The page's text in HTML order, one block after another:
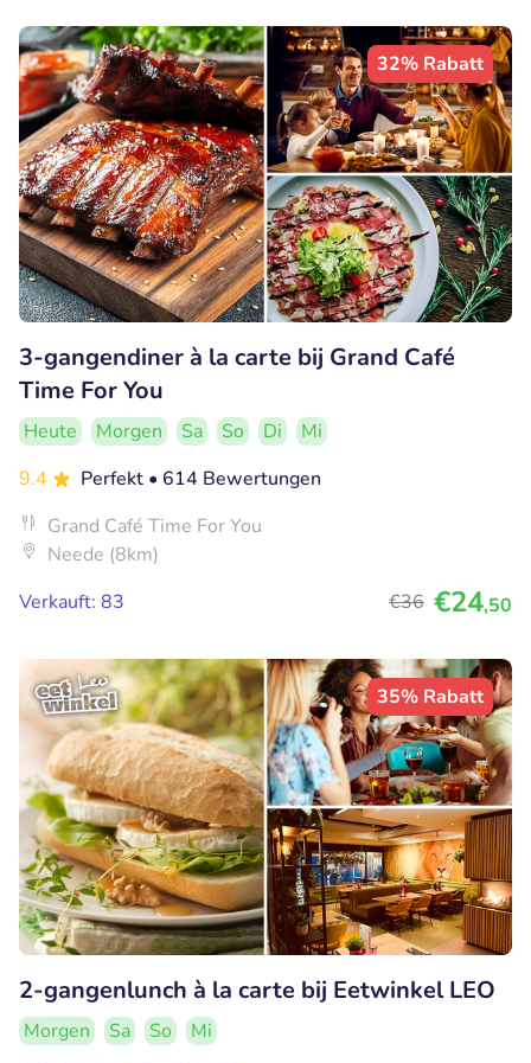
32% Rabatt
3-gangendiner à la carte bij Grand Café
Time For You
Heute Morgen Sa So Di
Mi
9.4
Perfekt • 614 Bewertungen
Grand Café Time For You
Neede (8km)
Verkauft: 83
€36 €24,50
35% Rabatt
2-gangenlunch à la carte bij Eetwinkel LEO
Morgen Sa So
Mi